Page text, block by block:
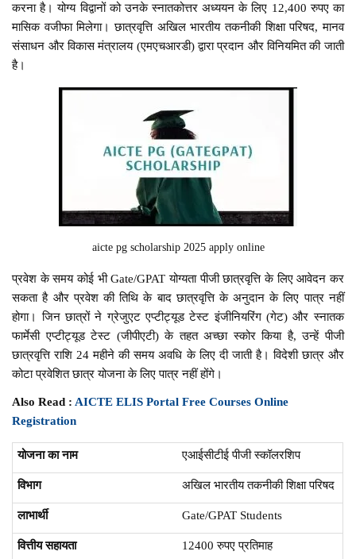
करना है। योग्य विद्वानों को उनके स्नातकोत्तर अध्ययन के लिए 12,400 रुपए का
मासिक वजीफा मिलेगा। छात्रवृत्ति अखिल भारतीय तकनीकी शिक्षा परिषद, मानव
संसाधन और विकास मंत्रालय (एमएचआरडी) द्वारा प्रदान और विनियमित की जाती
है।
aicte pg scholarship 2025 apply online
प्रवेश के समय कोई भी Gate/GPAT योग्यता पीजी छात्रवृत्ति के लिए आवेदन कर
सकता है और प्रवेश की तिथि के बाद छात्रवृत्ति के अनुदान के लिए पात्र नहीं
होगा। जिन छात्रों ने ग्रेजुएट एप्टीट्यूड टेस्ट इंजीनियरिंग (गेट) और स्नातक
फार्मेसी एप्टीट्यूड टेस्ट (जीपीएटी) के तहत अच्छा स्कोर किया है, उन्हें पीजी
छात्रवृत्ति राशि 24 महीने की समय अवधि के लिए दी जाती है। विदेशी छात्र और
कोटा प्रवेशित छात्र योजना के लिए पात्र नहीं होंगे।
Also Read : AICTE ELIS Portal Free Courses Online
Registration
योजना का नाम एआईसीटीई पीजी स्कॉलरशिप
विभाग अखिल भारतीय तकनीकी शिक्षा परिषद
लाभार्थी Gate/GPAT Students
वित्तीय सहायता 12400 रुपए प्रतिमाह